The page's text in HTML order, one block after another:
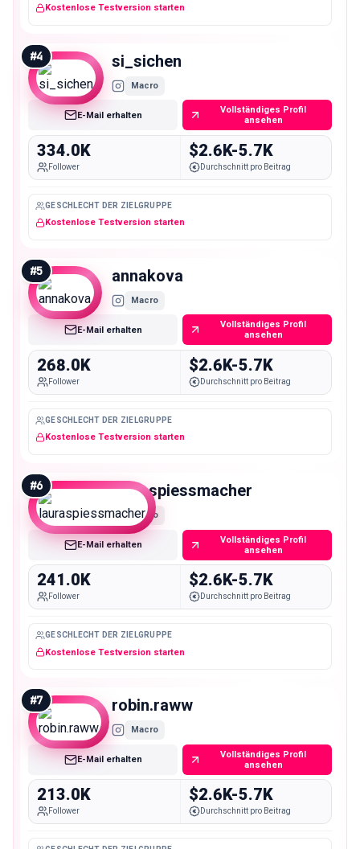
Kostenlose Testversion starten
#4 si_sichen
Macro
E-Mail erhalten
Vollständiges Profil
ansehen
334.0K
Follower
$2.6K-5.7K
Durchschnitt pro Beitrag
GESCHLECHT DER ZIELGRUPPE
Kostenlose Testversion starten
#5 annakova
Macro
E-Mail erhalten
Vollständiges Profil
ansehen
268.0K
Follower
$2.6K-5.7K
Durchschnitt pro Beitrag
GESCHLECHT DER ZIELGRUPPE
Kostenlose Testversion starten
#6 lauraspiessmacher
Macro
E-Mail erhalten
Vollständiges Profil
ansehen
241.0K
Follower
$2.6K-5.7K
Durchschnitt pro Beitrag
GESCHLECHT DER ZIELGRUPPE
Kostenlose Testversion starten
#7 robin.raww
Macro
E-Mail erhalten
Vollständiges Profil
ansehen
213.0K
Follower
$2.6K-5.7K
Durchschnitt pro Beitrag